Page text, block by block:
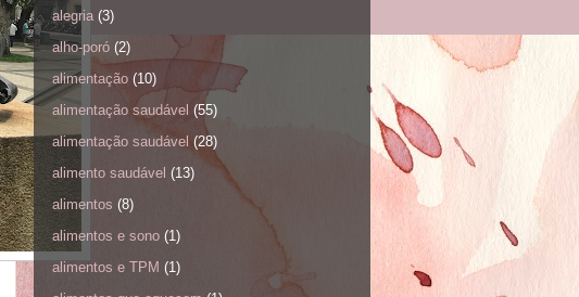
alegria (3)
alho-poró (2)
alimentação (10)
alimentação saudável (55)
alimentação saudável (28)
alimento saudável (13)
alimentos (8)
alimentos e sono (1)
alimentos e TPM (1)